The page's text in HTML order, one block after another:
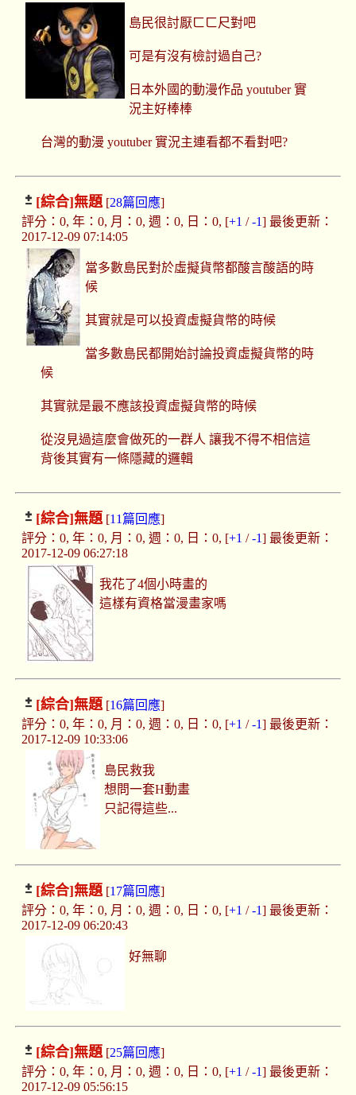
島民很討厭ㄈㄈ尺對吧
可是有沒有檢討過自己?
日本外國的動漫作品 youtuber 實
況主好棒棒
台灣的動漫 youtuber 實況主連看都不看對吧?
[綜合]無題[28篇回應]
評分：0, 年：0, 月：0, 週：0, 日：0, [+1 /-1] 最後更新：
2017-12-09 07:14:05
當多數島民對於虛擬貨幣都酸言酸語的時
候
其實就是可以投資虛擬貨幣的時候
當多數島民都開始討論投資虛擬貨幣的時
候
其實就是最不應該投資虛擬貨幣的時候
從沒見過這麼會做死的一群人 讓我不得不相信這
背後其實有一條隱藏的邏輯
[綜合]無題[11篇回應]
評分：0, 年：0, 月：0, 週：0, 日：0, [+1 /-1] 最後更新：
2017-12-09 06:27:18
我花了4個小時畫的
這樣有資格當漫畫家嗎
[綜合]無題[16篇回應]
評分：0, 年：0, 月：0, 週：0, 日：0, [+1 /-1] 最後更新：
2017-12-09 10:33:06
島民救我
想問一套H動畫
只記得這些...
[綜合]無題[17篇回應]
評分：0, 年：0, 月：0, 週：0, 日：0, [+1 /-1] 最後更新：
2017-12-09 06:20:43
好無聊
[綜合]無題[25篇回應]
評分：0, 年：0, 月：0, 週：0, 日：0, [+1 /-1] 最後更新：
2017-12-09 05:56:15